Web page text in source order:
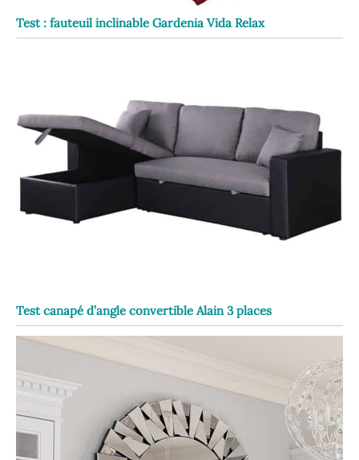
Test : fauteuil inclinable Gardenia Vida Relax
Test canapé d’angle convertible Alain 3 places